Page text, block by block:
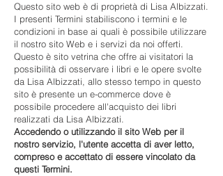
Questo sito web è di proprietà di Lisa Albizzati.
I presenti Termini stabiliscono i termini e le
condizioni in base ai quali è possibile utilizzare
il nostro sito Web e i servizi da noi offerti.
Questo è sito vetrina che offre ai visitatori la
possibilità di osservare i libri e le opere svolte
da Lisa Albizzati, allo stesso tempo in questo
sito è presente un e-commerce dove è
possibile procedere all'acquisto dei libri
realizzati da Lisa Albizzati.
Accedendo o utilizzando il sito Web per il
nostro servizio, l'utente accetta di aver letto,
compreso e accettato di essere vincolato da
questi Termini.